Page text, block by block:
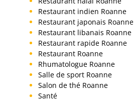
Restaurant indien Roanne
Restaurant japonais Roanne
Restaurant libanais Roanne
Restaurant rapide Roanne
Restaurant Roanne
Rhumatologue Roanne
Salle de sport Roanne
Salon de thé Roanne
Santé